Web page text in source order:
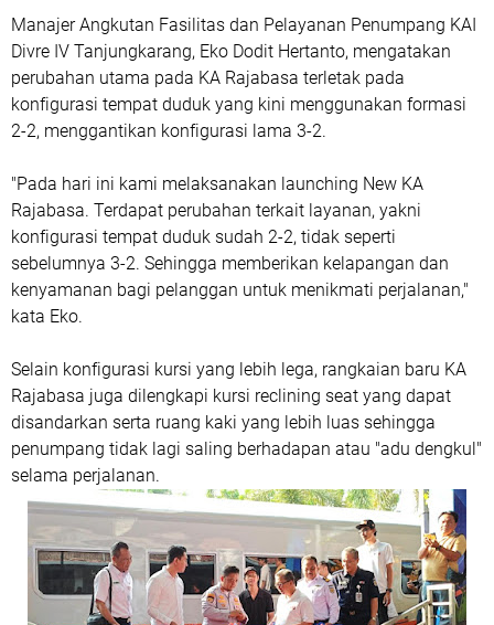
Manajer Angkutan Fasilitas dan Pelayanan Penumpang KAI
Divre IV Tanjungkarang, Eko Dodit Hertanto, mengatakan
perubahan utama pada KA Rajabasa terletak pada
konfigurasi tempat duduk yang kini menggunakan formasi
2-2, menggantikan konfigurasi lama 3-2.
"Pada hari ini kami melaksanakan launching New KA
Rajabasa. Terdapat perubahan terkait layanan, yakni
konfigurasi tempat duduk sudah 2-2, tidak seperti
sebelumnya 3-2. Sehingga memberikan kelapangan dan
kenyamanan bagi pelanggan untuk menikmati perjalanan,"
kata Eko.
Selain konfigurasi kursi yang lebih lega, rangkaian baru KA
Rajabasa juga dilengkapi kursi reclining seat yang dapat
disandarkan serta ruang kaki yang lebih luas sehingga
penumpang tidak lagi saling berhadapan atau "adu dengkul"
selama perjalanan.